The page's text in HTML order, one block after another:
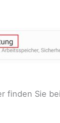
finden Sie bei